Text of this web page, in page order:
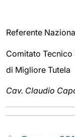
Referente
Comitato
di Migliore Tutela
Cav. Claudio